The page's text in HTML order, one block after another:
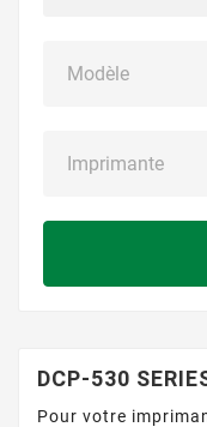
DCP-530
Pour votre